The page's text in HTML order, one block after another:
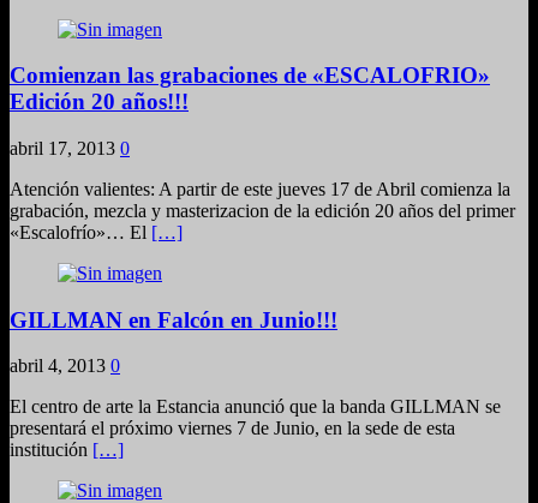
Comienzan las grabaciones de «ESCALOFRIO»
Edición 20 años!!!
abril 17, 2013 0
Atención valientes: A partir de este jueves 17 de Abril comienza la
grabación, mezcla y masterizacion de la edición 20 años del primer
«Escalofrío»… El […]
GILLMAN en Falcón en Junio!!!
abril 4, 2013 0
El centro de arte la Estancia anunció que la banda GILLMAN se
presentará el próximo viernes 7 de Junio, en la sede de esta
institución […]